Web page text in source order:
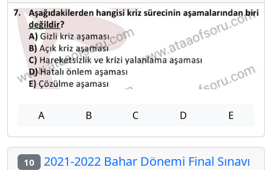
A B C D E
10 2021-2022 Bahar Dönemi Final Sınavı